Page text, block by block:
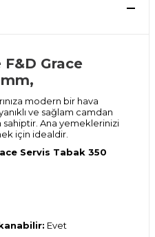
Grace
modern bir hava
ve sağlam camdan
Ana yemeklerinizi
için idealdir.
Servis Tabak 350
Evet